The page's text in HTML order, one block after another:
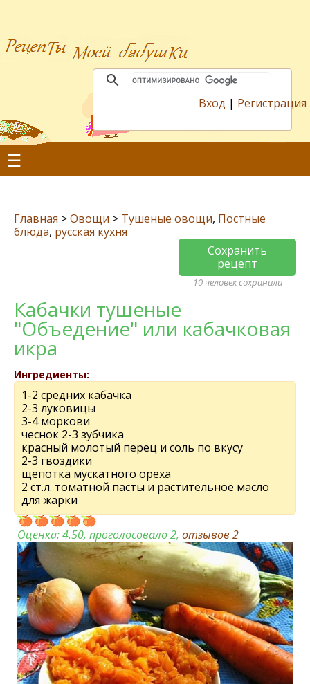
Вход | Регистрация
☰
Главная >Овощи > Тушеные овощи, Постные
блюда, русская кухня
Сохранить
рецепт
10 человек сохранили
Кабачки тушеные
"Объедение" или кабачковая
икра
Ингредиенты:
1-2 средних кабачка
2-3 луковицы
3-4 моркови
чеснок 2-3 зубчика
красный молотый перец и соль по вкусу
2-3 гвоздики
щепотка мускатного ореха
2 ст.л. томатной пасты и растительное масло
для жарки
Оценка:4.50, проголосовало 2, отзывов 2